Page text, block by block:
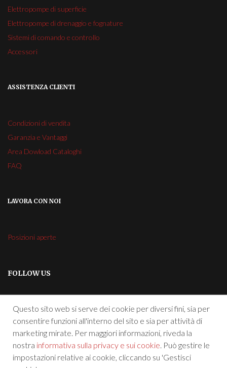
Questo sito web si serve dei cookie per diversi fini, sia per
consentire funzioni all'interno del sito e sia per attività di
marketing mirate. Per maggiori informazioni, riveda la
nostra informativa sulla privacy e sui cookie. Può gestire le
impostazioni relative ai cookie, cliccando su 'Gestisci
Elettropompe di superficie
Elettropompe di drenaggio e fognature
Sistemi di comando e controllo
Accessori
ASSISTENZA CLIENTI
Condizioni di vendita
Garanzia e Vantaggi
Area Dowload Cataloghi
FAQ
LAVORA CON NOI
Posizioni aperte
FOLLOW US